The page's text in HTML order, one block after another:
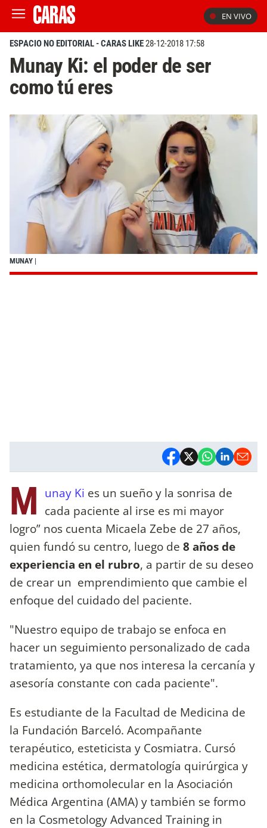
EN VIVO
ESPACIO NO EDITORIAL - CARAS LIKE28-12-2018 17:58
Munay Ki: el poder de ser
como tú eres
MUNAY |
M unay Ki es un sueño y la sonrisa de
cada paciente al irse es mi mayor
logro” nos cuenta Micaela Zebe de 27 años,
quien fundó su centro, luego de 8 años de
experiencia en el rubro, a partir de su deseo
de crear un emprendimiento que cambie el
enfoque del cuidado del paciente.
"Nuestro equipo de trabajo se enfoca en
hacer un seguimiento personalizado de cada
tratamiento, ya que nos interesa la cercanía y
asesoría constante con cada paciente".
Es estudiante de la Facultad de Medicina de
la Fundación Barceló. Acompañante
terapéutico, esteticista y Cosmiatra. Cursó
medicina estética, dermatología quirúrgica y
medicina orthomolecular en la Asociación
Médica Argentina (AMA) y también se formo
en la Cosmetology Advanced Training in